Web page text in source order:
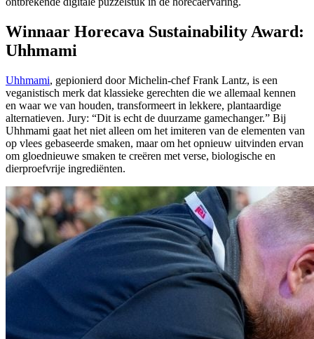
Winnaar Horecava Sustainability Award:
Uhhmami
Uhhmami, gepionierd door Michelin-chef Frank Lantz, is een
veganistisch merk dat klassieke gerechten die we allemaal kennen
en waar we van houden, transformeert in lekkere, plantaardige
alternatieven. Jury: “Dit is echt de duurzame gamechanger.” Bij
Uhhmami gaat het niet alleen om het imiteren van de elementen van
op vlees gebaseerde smaken, maar om het opnieuw uitvinden ervan
om gloednieuwe smaken te creëren met verse, biologische en
dierproefvrije ingrediënten.